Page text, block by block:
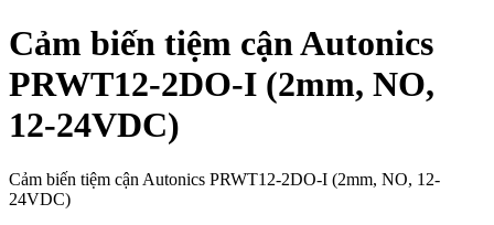
Cảm biến tiệm cận Autonics
PRWT12-2DO-I (2mm, NO,
12-24VDC)
Cảm biến tiệm cận Autonics PRWT12-2DO-I (2mm, NO, 12-
24VDC)